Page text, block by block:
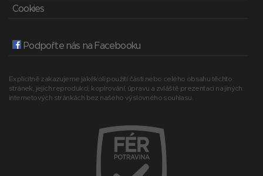
Cookies
Podpořte nás na Facebooku
Explicitně zakazujeme jakékoli použití části nebo celého obsahu těchto
stránek, jejich reprodukci, kopírování, úpravu a zvláště prezentaci na jiných
internetových stránkách bez našeho výslovného souhlasu.